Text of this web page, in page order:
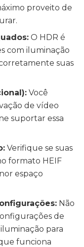
proveito de
O HDR é
com iluminação
suas
Você
de vídeo
suportar essa
Verifique se suas
formato HEIF
espaço
Não
de
para
funciona